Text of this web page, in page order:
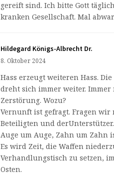
gereift sind. Ich bitte Gott
kranken Gesellschaft. Mal
Hildegard Königs-Albrecht Dr.
8. Oktober 2024
Hass erzeugt weiteren Hass.
dreht sich immer weiter. Immer
Zerstörung. Wozu?
Vernunft ist gefragt. Fragen wir
Beteiligten und
Auge um Auge, Zahn um Zahn
Es wird Zeit, die Waffen
Verhandlungstisch zu setzen,
Osten.